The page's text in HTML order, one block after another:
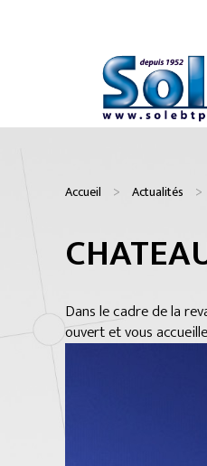
Accueil Actualités
Dans le cadre de la
ouvert et vous